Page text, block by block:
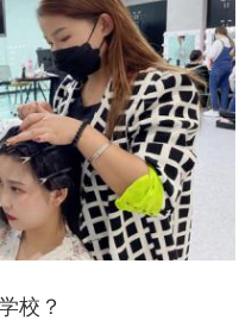
校？